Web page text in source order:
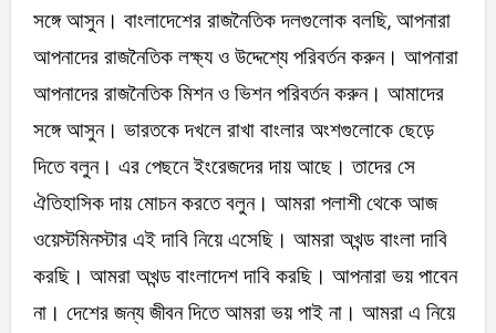
সঙ্গে আসুন। বাংলাদেশের রাজনৈতিক দলগুলোক বলছি, আপনারা
আপনাদের রাজনৈতিক লক্ষ্য ও উদ্দেশ্যে পরিবর্তন করুন। আপনারা
আপনাদের রাজনৈতিক মিশন ও ভিশন পরিবর্তন করুন। আমাদের
সঙ্গে আসুন। ভারতকে দখলে রাখা বাংলার অংশগুলোকে ছেড়ে
দিতে বলুন। এর পেছনে ইংরেজদের দায় আছে। তাদের সে
ঐতিহাসিক দায় মোচন করতে বলুন। আমরা পলাশী থেকে আজ
ওয়েস্টমিনস্টার এই দাবি নিয়ে এসেছি। আমরা অখন্ড বাংলা দাবি
করছি। আমরা অখন্ড বাংলাদেশ দাবি করছি। আপনারা ভয় পাবেন
না। দেশের জন্য জীবন দিতে আমরা ভয় পাই না। আমরা এ নিয়ে